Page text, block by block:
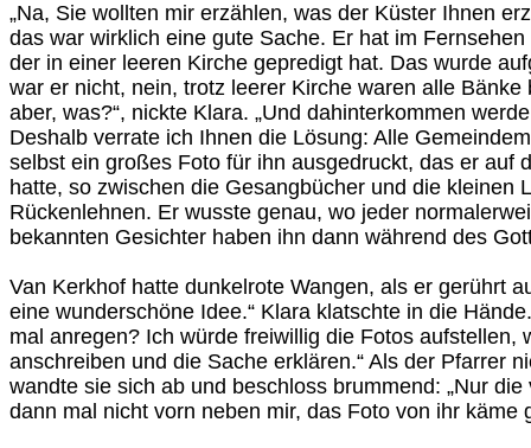
„Na, Sie wollten mir erzählen, was der Küster Ihnen
das war wirklich eine gute Sache. Er hat im
der in einer leeren Kirche gepredigt hat. Das wurde
war er nicht, nein, trotz leerer Kirche waren alle
aber, was?“, nickte Klara. „Und dahinterkommen
Deshalb verrate ich Ihnen die Lösung: Alle
selbst ein großes Foto für ihn ausgedruckt, das er auf
hatte, so zwischen die Gesangbücher und die kleinen
Rückenlehnen. Er wusste genau, wo jeder
bekannten Gesichter haben ihn dann während des
Van Kerkhof hatte dunkelrote Wangen, als er gerührt
eine wunderschöne Idee.“ Klara klatschte in die
mal anregen? Ich würde freiwillig die Fotos aufstellen,
anschreiben und die Sache erklären.“ Als der Pfarrer
wandte sie sich ab und beschloss brummend: „Nur
dann mal nicht vorn neben mir, das Foto von ihr käme